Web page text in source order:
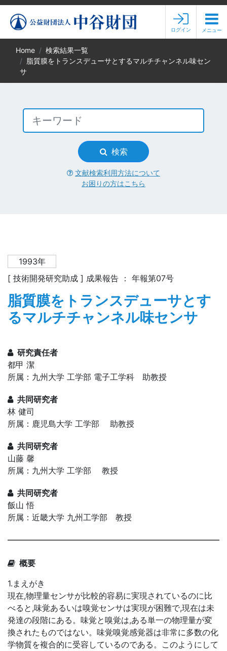
ログイン メニュー
Home
検索結果一覧
脂質膜をトランスデューサとするマルチチャンネル味セン
サ
検索
文献検索利用方法について
お困りの方はこちら
1993年
[ 技術開発研究助成 ] 成果報告 ： 年報第07号
脂質膜をトランスデューサとす
るマルチチャンネル味センサ
研究責任者
都甲 潔
所属：九州大学 工学部 電子工学科 助教授
共同研究者
林 健司
所属：鹿児島大学 工学部 助教授
共同研究者
山藤 馨
所属：九州大学 工学部 教授
共同研究者
飯山 悟
所属：近畿大学 九州工学部 教授
概要
1.まえがき
現在,物理量センサが比較的容易に実現されているのに比
べると,味覚あるいは嗅覚センサは実現が困難で,現在は未
発達の段階にある。味覚と嗅覚は,ある単一の物理量が変
換されたものではない。味覚嗅覚感覚器は非常に多数の化
学物質を複合的に受容しているのである。このようにして